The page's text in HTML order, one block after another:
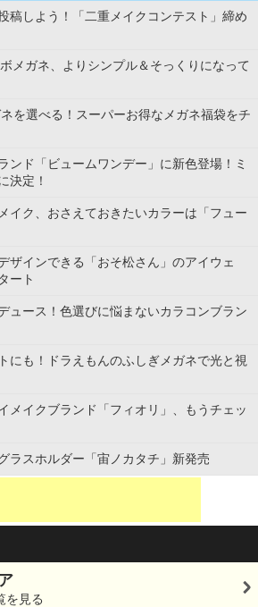
稿しよう！「二重メイクコンテスト」締め
メガネ、よりシンプル＆そっくりになって
ネを選べる！スーパーお得なメガネ福袋をチ
ンド「ビュームワンデー」に新色登場！ミ
決定！
イク、おさえておきたいカラーは「フュー
ザインできる「おそ松さん」のアイウェ
ート
ュース！色選びに悩まないカラコンブラン
にも！ドラえもんのふしぎメガネで光と視
メイクブランド「フィオリ」、もうチェッ
ラスホルダー「宙ノカタチ」新発売
を見る